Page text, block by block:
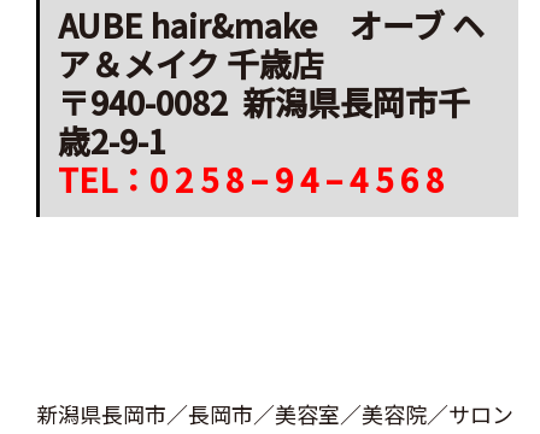
AUBE hair&make オーブ ヘ
ア＆メイク 千歳店
〒940-0082 新潟県長岡市千
歳2-9-1
TEL：0 2 5 8 – 9 4 – 4 5 6 8
新潟県長岡市／長岡市／美容室／美容院／サロン